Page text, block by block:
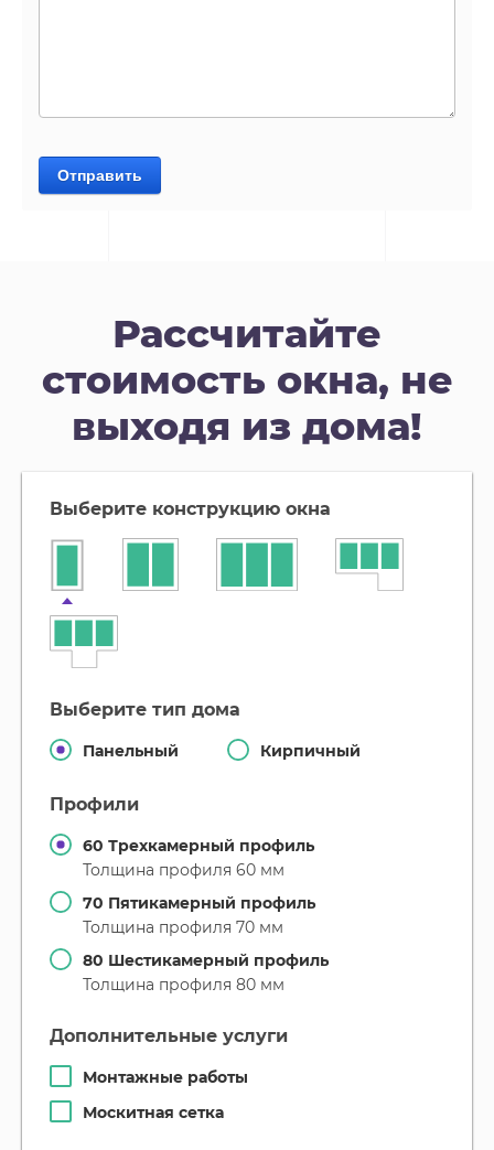
Отправить
Рассчитайте
стоимость окна, не
выходя из дома!
выберите конструкцию окна
выберите тип дома
Панельный Кирпичный
профили
60 Трехкамерный профиль
Толщина профиля 60 мм
70 Пятикамерный профиль
Толщина профиля 70 мм
80 Шестикамерный профиль
Толщина профиля 80 мм
дополнительные услуги
Монтажные работы
Москитная сетка